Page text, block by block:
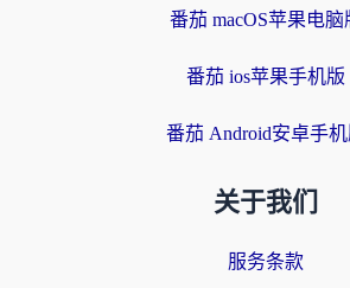
番茄 macOS苹果电脑
番茄 ios苹果手机版
番茄 Android安卓手
关于我们
服务条款